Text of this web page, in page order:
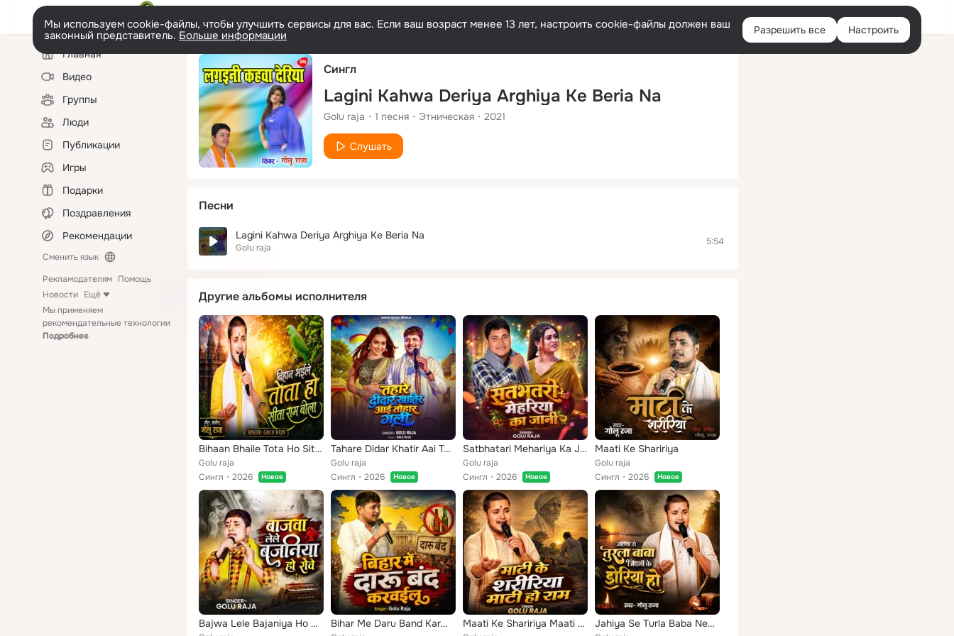
Русский Войти
Мы используем cookie-файлы, чтобы улучшить сервисы для вас. Если ваш возраст менее 13 лет, настроить cookie-файлы должен ваш
законный представитель. Больше информации Разрешить все Настроить
Левая
колонкаГлавная
Видео
Группы
Люди
Публикации
Игры
Подарки
Поздравления
Рекомендации
Сменить язык
Рекламодателям Помощь
Новости Ещё
Мы применяем
рекомендательные технологии
Подробнее
Сингл
Lagini Kahwa Deriya Arghiya Ke Beria Na
Golu raja 1 песня Этническая 2021
Слушать
Песни
Lagini Kahwa Deriya Arghiya Ke Beria Na
Golu raja
5:54
Другие альбомы исполнителя
Bihaan Bhaile Tota Ho Sita Ram Bola
Golu raja
Сингл
2026 Новое
Tahare Didar Khatir Aai Tohar Gali
Golu raja
Сингл
2026 Новое
Satbhatari Mehariya Ka Jani
Golu raja
Сингл
2026 Новое
Maati Ke Shaririya
Golu raja
Сингл
2026 Новое
Bajwa Lele Bajaniya Ho Roye Bihar Me Daru Band Karwailu Maati Ke Shaririya Maati Ho Ram (Nirgun Live) Jahiya Se Turla Baba Nehiya Ke Doriya Ho